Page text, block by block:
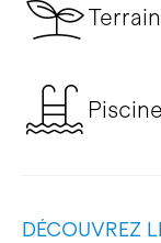
DÉCOUVREZ